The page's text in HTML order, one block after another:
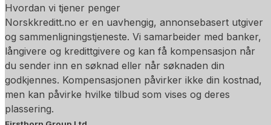
Hvordan vi tjener penger
Norskkreditt.no er en uavhengig, annonsebasert utgiver
og sammenligningstjeneste. Vi samarbeider med banker,
långivere og kredittgivere og kan få kompensasjon når
du sender inn en søknad eller når søknaden din
godkjennes. Kompensasjonen påvirker ikke din kostnad,
men kan påvirke hvilke tilbud som vises og deres
plassering.